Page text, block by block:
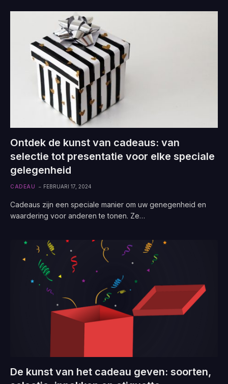
Ontdek de kunst van cadeaus: van
selectie tot presentatie voor elke speciale
gelegenheid
CADEAU FEBRUARI 17, 2024
Cadeaus zijn een speciale manier om uw genegenheid en
waardering voor anderen te tonen. Ze…
De kunst van het cadeau geven: soorten,